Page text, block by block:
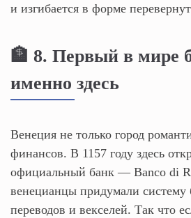
и изгибается в форме
🏦 8. Первый в мире
именно здесь
Венеция не только город
финансов. В 1157 году здесь
официальный банк — Banco di
венецианцы придумали систему
переводов и векселей. Так что